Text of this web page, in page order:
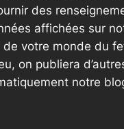
des
affichées sur
votre monde du
on publiera
notre